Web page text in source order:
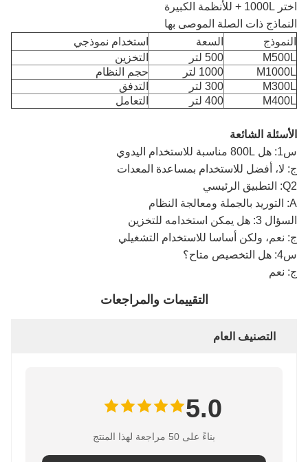
اختر 1000L + للأنظمة الكبيرة
النماذج ذات الصلة الموصى بها
النموذج
السعة
استخدام نموذجي
M500L
500 لتر
التخزين
M1000L
1000 لتر
حجم النظام
M300L
300 لتر
التدفق
M400L
400 لتر التعامل
الأسئلة الشائعة
س1: هل 800L مناسبة للاستخدام اليدوي
ج: لا، أفضل للاستخدام بمساعدة المعدات
Q2: التطبيق الرئيسي
A: التوريد بالجملة ومعالجة النظام
السؤال 3: هل يمكن استخدامه للتخزين
ج: نعم، ولكن أساسا للاستخدام التشغيلي
س4: هل التخصيص متاح؟
ج: نعم
التقييمات والمراجعات
التصنيف العام
5.0
بناءً على 50 مراجعة لهذا المنتج